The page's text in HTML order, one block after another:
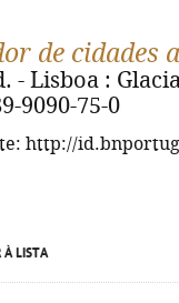
de cidades
- Lisboa :
9090-75-0
http://
À LISTA